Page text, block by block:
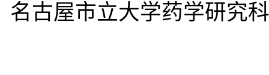
名古屋市立大学药学研究